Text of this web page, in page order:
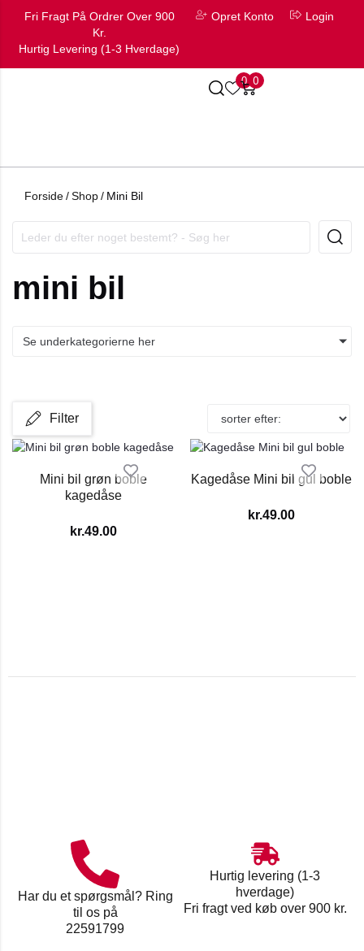
Fri Fragt På Ordrer Over 900
Kr.
Hurtig Levering (1-3 Hverdage)
Opret Konto Login
0 0
Forside/Shop/ Mini Bil
mini bil
Se underkategorierne her
Filter
Mini bil grøn boble
kagedåse
kr.49.00
Kagedåse Mini bil gul boble
kr.49.00
Har du et spørgsmål? Ring
til os på
22591799
Hurtig levering (1-3
hverdage)
Fri fragt ved køb over 900 kr.